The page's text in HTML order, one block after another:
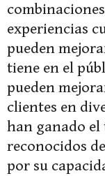
experiencias
pueden
tiene en el
pueden
clientes en
han ganado
reconocidos
por su